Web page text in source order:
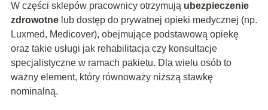
W części sklepów pracownicy otrzymują ubezpieczenie
zdrowotnelub dostęp do prywatnej opieki medycznej (np.
Luxmed, Medicover), obejmujące podstawową opiekę
oraz takie usługi jak rehabilitacja czy konsultacje
specjalistyczne w ramach pakietu. Dla wielu osób to
ważny element, który równoważy niższą stawkę
nominalną.